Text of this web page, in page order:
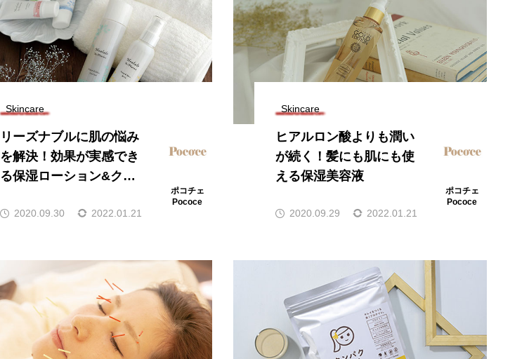
Skincare
リーズナブルに肌の悩み
を解決！効果が実感でき
る保湿ローション&クリ
ポコチェ
Pococe
2020.09.30 2022.01.21
Skincare
ヒアルロン酸よりも潤い
が続く！髪にも肌にも使
える保湿美容液
ポコチェ
Pococe
2020.09.29 2022.01.21